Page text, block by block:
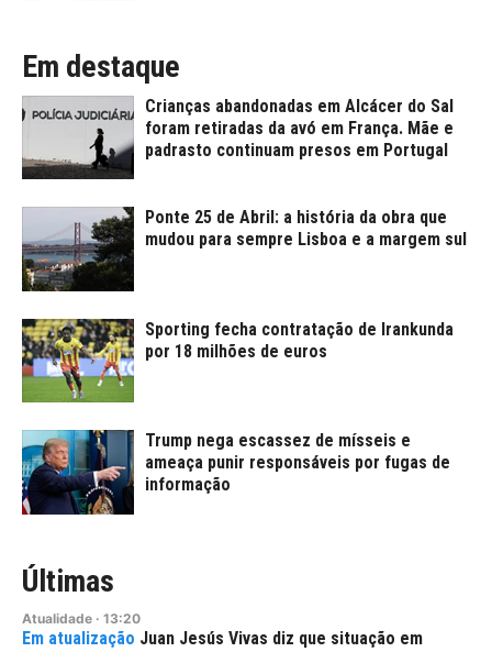
Em destaque
Crianças abandonadas em Alcácer do Sal
foram retiradas da avó em França. Mãe e
padrasto continuam presos em Portugal
Ponte 25 de Abril: a história da obra que
mudou para sempre Lisboa e a margem sul
Sporting fecha contratação de Irankunda
por 18 milhões de euros
Trump nega escassez de mísseis e
ameaça punir responsáveis por fugas de
informação
Últimas
Atualidade · 13:20
Juan Jesús Vivas diz que situação em